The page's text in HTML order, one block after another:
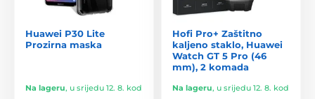
Huawei P30 Lite
Prozirna maska
Na lageru, u srijedu 12. 8. kod
Hofi Pro+ Zaštitno
kaljeno staklo, Huawei
Watch GT 5 Pro (46
mm), 2 komada
Na lageru, u srijedu 12. 8. kod